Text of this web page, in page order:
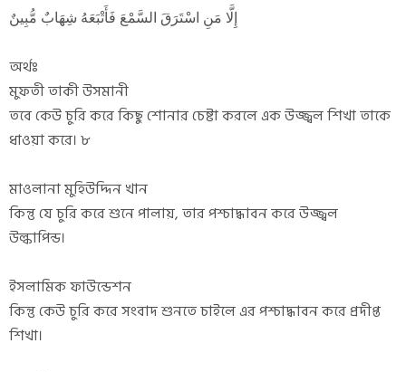
إِلَّا مَنِ اسْتَرَقَ السَّمْعَ فَأَتْبَعَهُ شِهَابٌ مُّبِينٌ
অর্থঃ
মুফতী তাকী উসমানী
তবে কেউ চুরি করে কিছু শোনার চেষ্টা করলে এক উজ্জ্বল শিখা তাকে
ধাওয়া করে। ৮
মাওলানা মুহিউদ্দিন খান
কিন্তু যে চুরি করে শুনে পালায়, তার পশ্চাদ্ধাবন করে উজ্জ্বল
উল্কাপিন্ড।
ইসলামিক ফাউন্ডেশন
কিন্তু কেউ চুরি করে সংবাদ শুনতে চাইলে এর পশ্চাদ্ধাবন করে প্রদীপ্ত
শিখা।